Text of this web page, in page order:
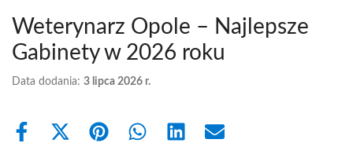
Weterynarz Opole – Najlepsze
Gabinety w 2026 roku
Data dodania: 3 lipca 2026 r.
Share
Share Share Share Share Share